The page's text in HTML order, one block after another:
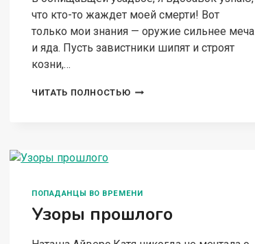
что кто-то жаждет моей смерти! Вот
только мои знания — оружие сильнее меча
и яда. Пусть завистники шипят и строят
козни,…
ЧИТАТЬ ПОЛНОСТЬЮ ХОЗЯЙКА
ПОПАДАНЦЫ ВО ВРЕМЕНИ
Узоры прошлого